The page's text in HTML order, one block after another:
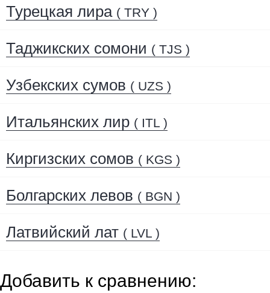
Турецкая лира ( TRY )
Таджикских сомони ( TJS )
Узбекских сумов ( UZS )
Итальянских лир ( ITL )
Киргизских сомов ( KGS )
Болгарских левов ( BGN )
Латвийский лат ( LVL )
Добавить к сравнению: